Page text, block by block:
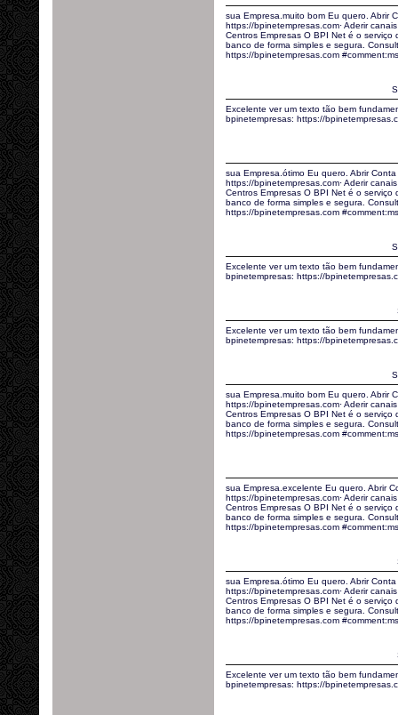
sua Empresa.muito bom Eu quero. Abrir
https://bpinetempresas.com· Aderir
Centros Empresas O BPI Net é o
banco de forma simples e segura.
https://bpinetempresas.com
Excelente ver um texto tão bem
bpinetempresas: https://
sua Empresa.ótimo Eu quero. Abrir
https://bpinetempresas.com· Aderir
Centros Empresas O BPI Net é o
banco de forma simples e segura.
https://bpinetempresas.com
Excelente ver um texto tão bem
bpinetempresas: https://
Excelente ver um texto tão bem
bpinetempresas: https://
sua Empresa.muito bom Eu quero. Abrir
https://bpinetempresas.com· Aderir
Centros Empresas O BPI Net é o
banco de forma simples e segura.
https://bpinetempresas.com
sua Empresa.excelente Eu quero. Abrir
https://bpinetempresas.com· Aderir
Centros Empresas O BPI Net é o
banco de forma simples e segura.
https://bpinetempresas.com
sua Empresa.ótimo Eu quero. Abrir
https://bpinetempresas.com· Aderir
Centros Empresas O BPI Net é o
banco de forma simples e segura.
https://bpinetempresas.com
Excelente ver um texto tão bem
bpinetempresas: https://